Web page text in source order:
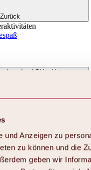
und Anzeigen zu
zu können und die
geben wir
Zurück
| Skigebiete